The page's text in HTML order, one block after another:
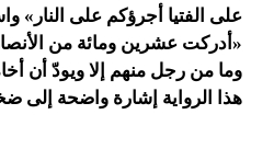
على الفتيا أجرؤكم على النار»
«أدركت عشرين ومائة من
وما من رجل منهم إلا ويودّ أن
هذا الرواية إشارة واضحة إلى